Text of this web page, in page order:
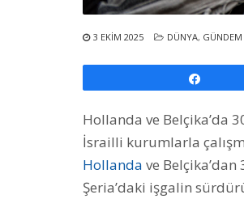
3 EKIM 2025 DÜNYA, GÜNDEM
Hollanda ve Belçika’da
İsrailli kurumlarla
Hollanda ve
Şeria’daki işgalin